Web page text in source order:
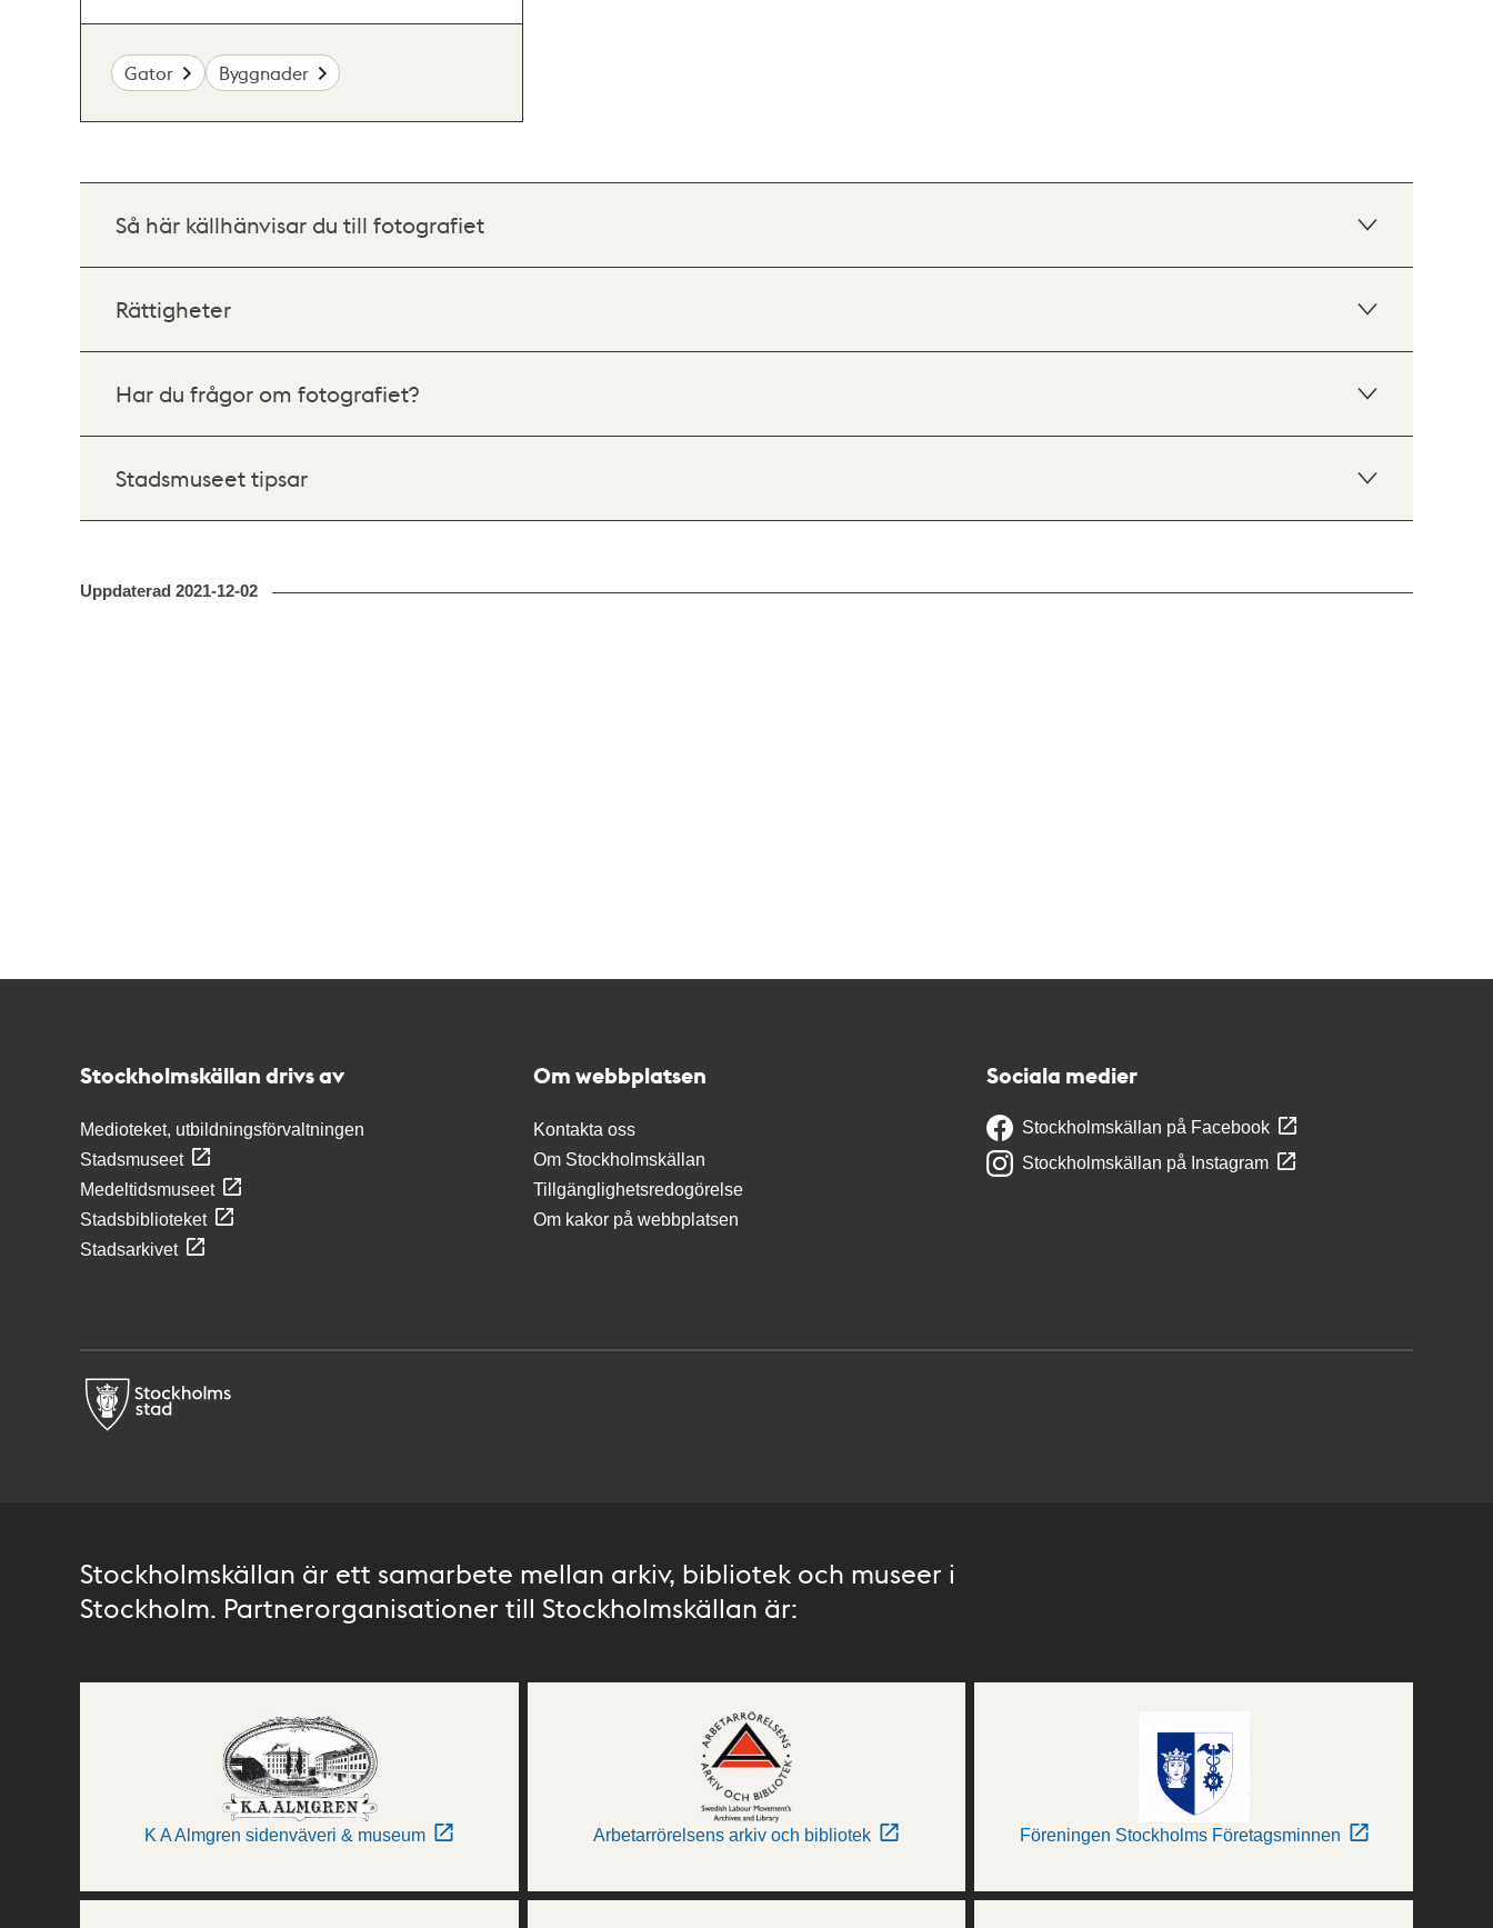
Gator Byggnader
Så här källhänvisar du till fotografiet
Rättigheter
Har du frågor om fotografiet?
Stadsmuseet tipsar
Uppdaterad 2021-12-02
Stockholmskällan drivs av
Medioteket, utbildningsförvaltningen
Stadsmuseet
Medeltidsmuseet
Stadsbiblioteket
Stadsarkivet
Om webbplatsen
Kontakta oss
Om Stockholmskällan
Tillgänglighetsredogörelse
Om kakor på webbplatsen
Sociala medier
Stockholmskällan på Facebook
Stockholmskällan på Instagram
Stockholmskällan är ett samarbete mellan arkiv, bibliotek och museer i
Stockholm. Partnerorganisationer till Stockholmskällan är:
K A Almgren sidenväveri & museum Arbetarrörelsens arkiv och bibliotek Föreningen Stockholms Företagsminnen